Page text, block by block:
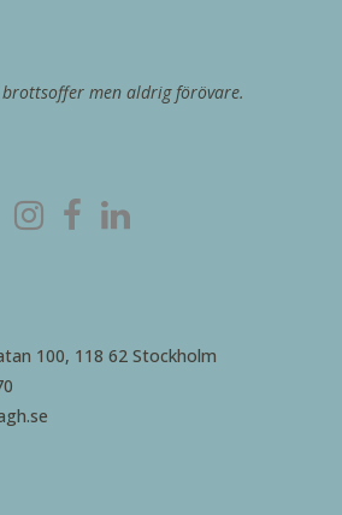
men aldrig förövare.
100, 118 62 Stockholm